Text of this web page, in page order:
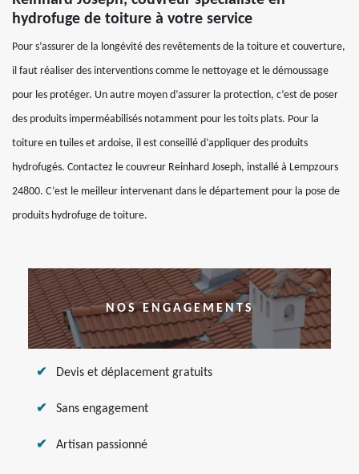
hydrofuge de toiture à votre service
Pour s’assurer de la longévité des revêtements de la toiture et couverture,
il faut réaliser des interventions comme le nettoyage et le démoussage
pour les protéger. Un autre moyen d’assurer la protection, c’est de poser
des produits imperméabilisés notamment pour les toits plats. Pour la
toiture en tuiles et ardoise, il est conseillé d’appliquer des produits
hydrofugés. Contactez le couvreur Reinhard Joseph, installé à Lempzours
24800. C’est le meilleur intervenant dans le département pour la pose de
produits hydrofuge de toiture.
NOS ENGAGEMENTS
Devis et déplacement gratuits
Sans engagement
Artisan passionné